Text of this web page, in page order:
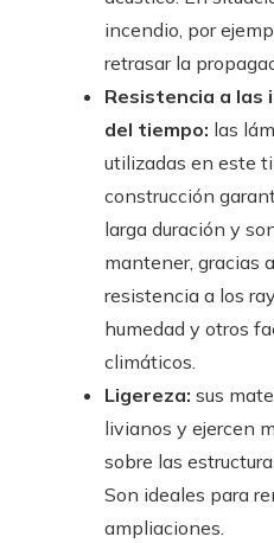
incendio, por
retrasar la
Resistencia a las
del tiempo: las
utilizadas en este
construcción
larga duración y
mantener, gracias
resistencia a los
humedad y otros
climáticos.
Ligereza: sus
livianos y ejercen
sobre las
Son ideales para
ampliaciones.